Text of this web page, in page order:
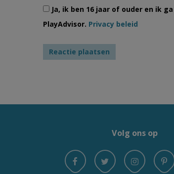
Ja, ik ben 16 jaar of ouder en ik
PlayAdvisor. Privacy beleid
Volg ons op